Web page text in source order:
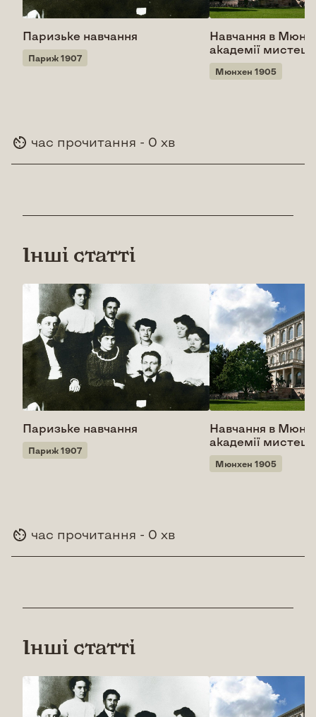
Паризьке навчання
Париж 1907
Навчання в
академії
Мюнхен 1905
час прочитання - 0 хв
Інші статті
Паризьке навчання
Париж 1907
Навчання в
академії
Мюнхен 1905
час прочитання - 0 хв
Інші статті